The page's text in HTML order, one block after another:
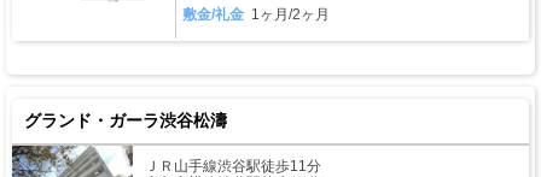
敷金/礼金 1ヶ月/2ヶ月
グランド・ガーラ渋谷松濤
ＪＲ山手線渋谷駅徒歩11分